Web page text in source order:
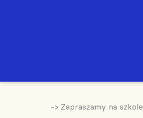
-> Zapraszamy na